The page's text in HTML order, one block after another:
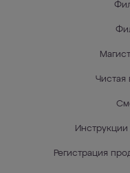
Чистая
Регистрация